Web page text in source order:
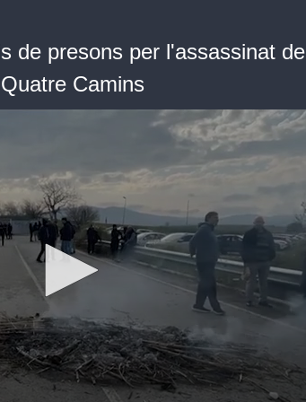
de presons per l'assassinat de
Camins